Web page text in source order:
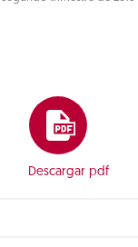
Descargar pdf